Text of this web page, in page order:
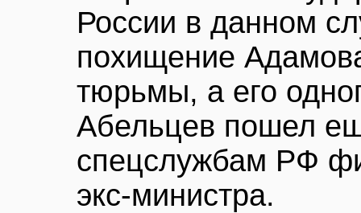
России в данном
похищение
тюрьмы, а его
Абельцев пошел
спецслужбам РФ
экс-министра.